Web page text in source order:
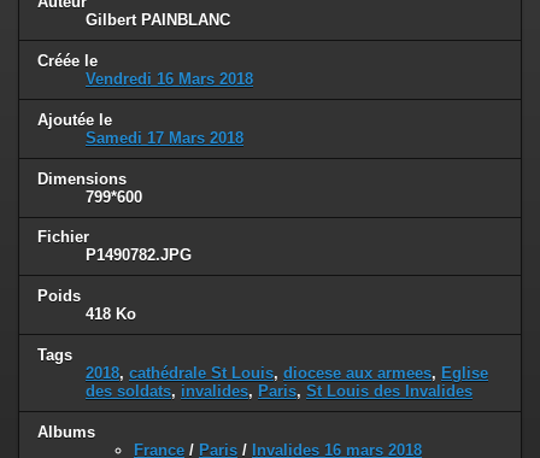
Gilbert PAINBLANC
Créée le
Vendredi 16 Mars 2018
Ajoutée le
Samedi 17 Mars 2018
Dimensions
799*600
Fichier
P1490782.JPG
Poids
418 Ko
Tags
2018, cathédrale St Louis, diocese aux armees, Eglise
des soldats, invalides, Paris, St Louis des Invalides
Albums
France / Paris / Invalides 16 mars 2018